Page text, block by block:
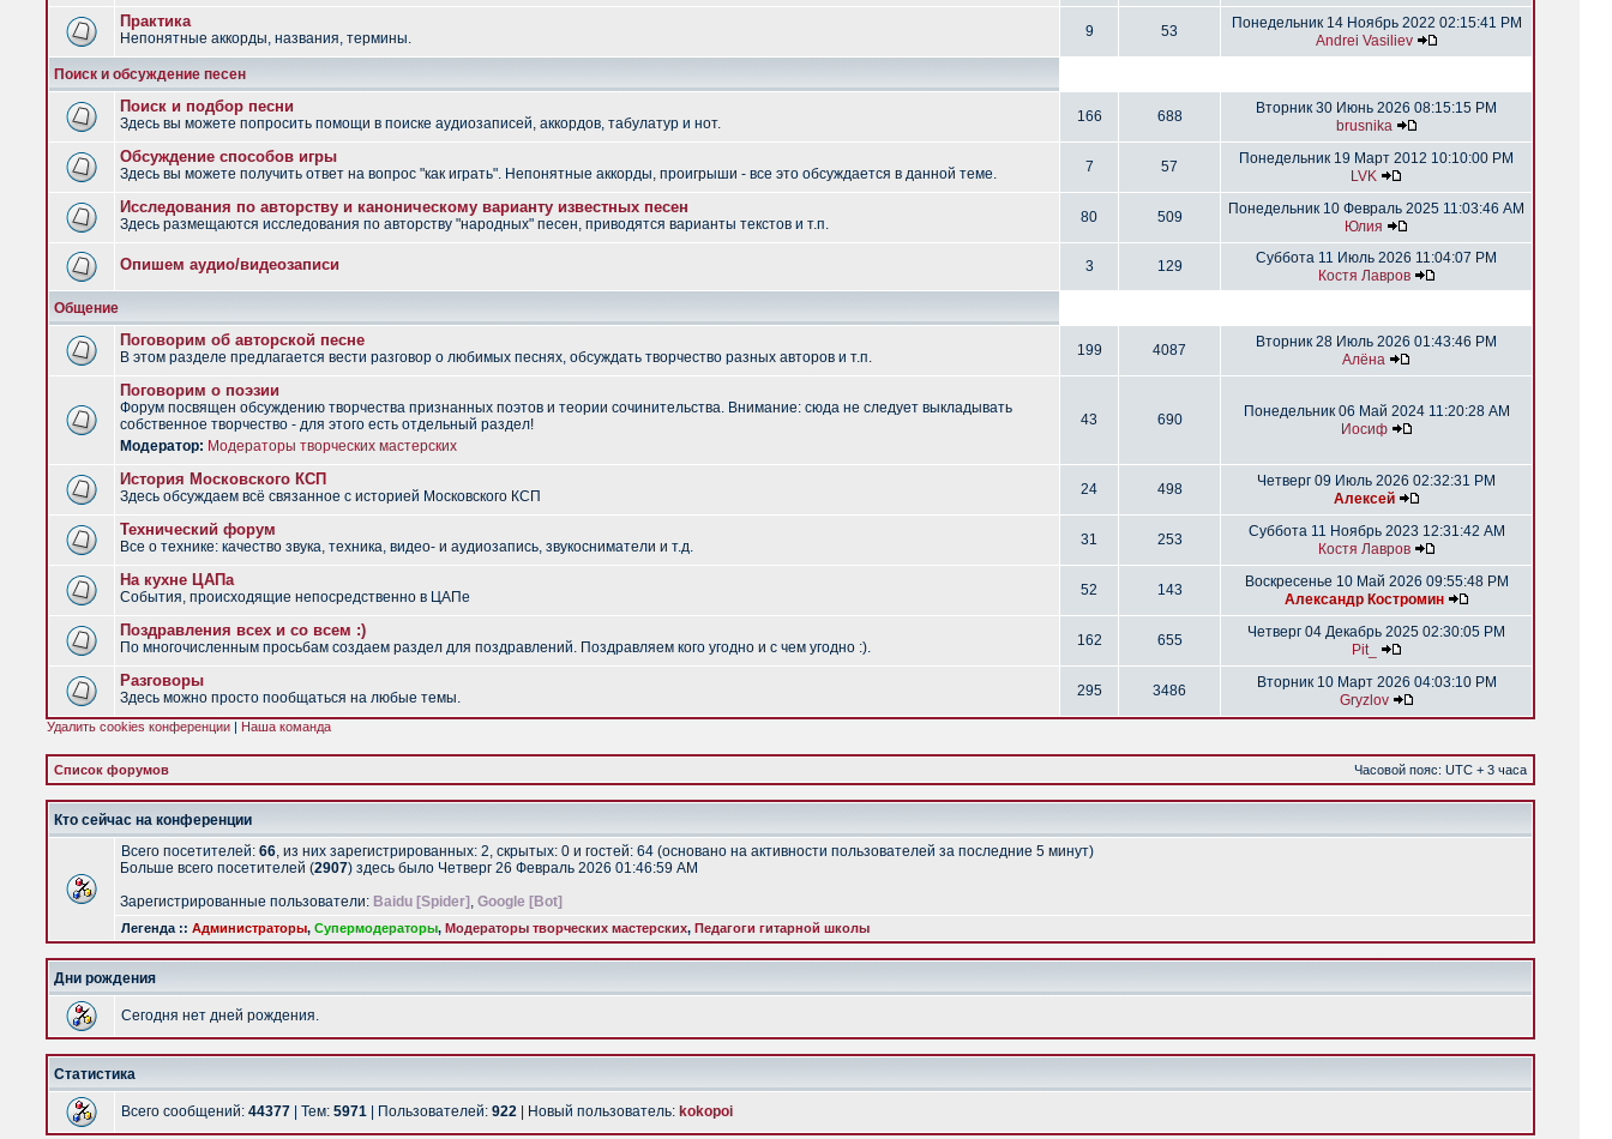
Практика
Непонятные аккорды, названия, термины. 9 53
Понедельник 14 Ноябрь 2022 02:15:41 PM
Andrei Vasiliev
Поиск и обсуждение песен
Поиск и подбор песни
Здесь вы можете попросить помощи в поиске аудиозаписей, аккордов, табулатур и нот. 166 688
Вторник 30 Июнь 2026 08:15:15 PM
brusnika
Обсуждение способов игры
Здесь вы можете получить ответ на вопрос "как играть". Непонятные аккорды, проигрыши - все это обсуждается в данной теме. 7 57
Понедельник 19 Март 2012 10:10:00 PM
LVK
Исследования по авторству и каноническому варианту известных песен
Здесь размещаются исследования по авторству "народных" песен, приводятся варианты текстов и т.п. 80 509
Понедельник 10 Февраль 2025 11:03:46 AM
Юлия
Опишем аудио/видеозаписи 3 129
Суббота 11 Июль 2026 11:04:07 PM
Костя Лавров
Общение
Поговорим об авторской песне
В этом разделе предлагается вести разговор о любимых песнях, обсуждать творчество разных авторов и т.п. 199 4087
Вторник 28 Июль 2026 01:43:46 PM
Алёна
Поговорим о поэзии
Форум посвящен обсуждению творчества признанных поэтов и теории сочинительства. Внимание: сюда не следует выкладывать
собственное творчество - для этого есть отдельный раздел!
Модератор: Модераторы творческих мастерских
43 690
Понедельник 06 Май 2024 11:20:28 AM
Иосиф
История Московского КСП
Здесь обсуждаем всё связанное с историей Московского КСП 24 498
Четверг 09 Июль 2026 02:32:31 PM
Алексей
Технический форум
Все о технике: качество звука, техника, видео- и аудиозапись, звукосниматели и т.д. 31 253
Суббота 11 Ноябрь 2023 12:31:42 AM
Костя Лавров
На кухне ЦАПа
События, происходящие непосредственно в ЦАПе 52 143
Воскресенье 10 Май 2026 09:55:48 PM
Александр Костромин
Поздравления всех и со всем :)
По многочисленным просьбам создаем раздел для поздравлений. Поздравляем кого угодно и с чем угодно :). 162 655
Четверг 04 Декабрь 2025 02:30:05 PM
Pit_
Разговоры
Здесь можно просто пообщаться на любые темы. 295 3486
Вторник 10 Март 2026 04:03:10 PM
Gryzlov
Удалить cookies конференции | Наша команда
Список форумов Часовой пояс: UTC + 3 часа
Кто сейчас на конференции
Всего посетителей: 66, из них зарегистрированных: 2, скрытых: 0 и гостей: 64 (основано на активности пользователей за последние 5 минут)
Больше всего посетителей (2907) здесь было Четверг 26 Февраль 2026 01:46:59 AM
Зарегистрированные пользователи: Baidu [Spider] , Google [Bot]
Легенда :: Администраторы, Супермодераторы, Модераторы творческих мастерских, Педагоги гитарной школы
Дни рождения
Сегодня нет дней рождения.
Статистика
Всего сообщений: 44377 | Тем: 5971 | Пользователей: 922 | Новый пользователь: kokopoi